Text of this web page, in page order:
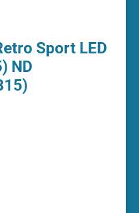
Sport LED
ND